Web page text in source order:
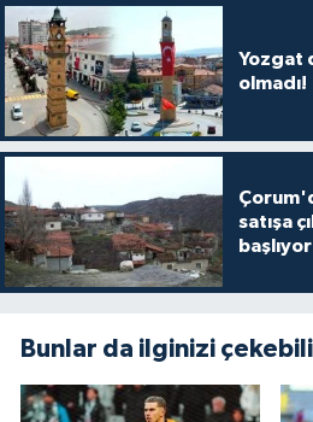
Yozgat
olmadı!
satışa
başlıyor
Bunlar da ilginizi